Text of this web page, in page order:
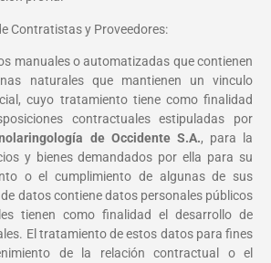
Contratistas y Proveedores:
manuales o automatizadas que contienen
naturales que mantienen un vinculo
cuyo tratamiento tiene como finalidad
contractuales estipuladas por
de Occidente S.A., para la
y bienes demandados por ella para su
o el cumplimiento de algunas de sus
datos contiene datos personales públicos
tienen como finalidad el desarrollo de
El tratamiento de estos datos para fines
de la relación contractual o el